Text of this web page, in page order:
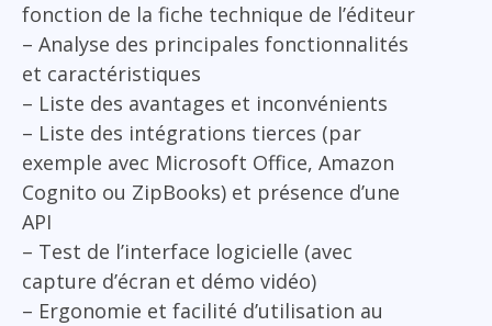
fonction de la fiche technique de l’éditeur
– Analyse des principales fonctionnalités
et caractéristiques
– Liste des avantages et inconvénients
– Liste des intégrations tierces (par
exemple avec Microsoft Office, Amazon
Cognito ou ZipBooks) et présence d’une
API
– Test de l’interface logicielle (avec
capture d’écran et démo vidéo)
– Ergonomie et facilité d’utilisation au